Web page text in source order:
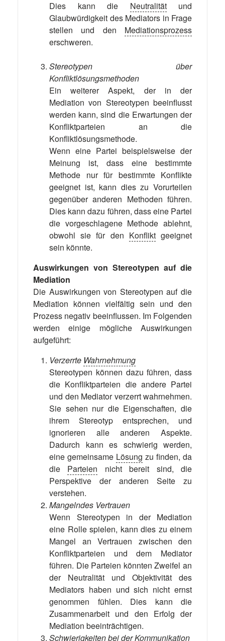
Dies kann die Neutralitätund
Glaubwürdigkeit des Mediators in Frage
stellen und den Mediationsprozess
erschweren.
Stereotypen über
Konfliktlösungsmethoden
Ein weiterer Aspekt, der in der
Mediation von Stereotypen beeinflusst
werden kann, sind die Erwartungen der
Konfliktparteien an die
Konfliktlösungsmethode.
Wenn eine Partei beispielsweise der
Meinung ist, dass eine bestimmte
Methode nur für bestimmte Konflikte
geeignet ist, kann dies zu Vorurteilen
gegenüber anderen Methoden führen.
Dies kann dazu führen, dass eine Partei
die vorgeschlagene Methode ablehnt,
obwohl sie für den Konfliktgeeignet
sein könnte.
Auswirkungen von Stereotypen auf die
Mediation
Die Auswirkungen von Stereotypen auf die
Mediation können vielfältig sein und den
Prozess negativ beeinflussen. Im Folgenden
werden einige mögliche Auswirkungen
aufgeführt:
Verzerrte Wahrnehmung
Stereotypen können dazu führen, dass
die Konfliktparteien die andere Partei
und den Mediator verzerrt wahrnehmen.
Sie sehen nur die Eigenschaften, die
ihrem Stereotyp entsprechen, und
ignorieren alle anderen Aspekte.
Dadurch kann es schwierig werden,
eine gemeinsame Lösung zu finden, da
die Parteien nicht bereit sind, die
Perspektive der anderen Seite zu
verstehen.
Mangelndes Vertrauen
Wenn Stereotypen in der Mediation
eine Rolle spielen, kann dies zu einem
Mangel an Vertrauen zwischen den
Konfliktparteien und dem Mediator
führen. Die Parteien könnten Zweifel an
der Neutralität und Objektivität des
Mediators haben und sich nicht ernst
genommen fühlen. Dies kann die
Zusammenarbeit und den Erfolg der
Mediation beeinträchtigen.
Schwierigkeiten bei der Kommunikation